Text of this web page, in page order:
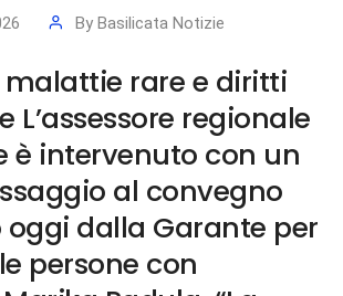
By Basilicata Notizie
malattie rare e diritti
L’assessore regionale
è intervenuto con un
al convegno
oggi dalla Garante per
persone con